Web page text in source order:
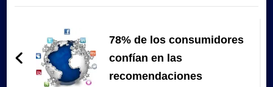
entradas
78% de los consumidores
confían en las
recomendaciones